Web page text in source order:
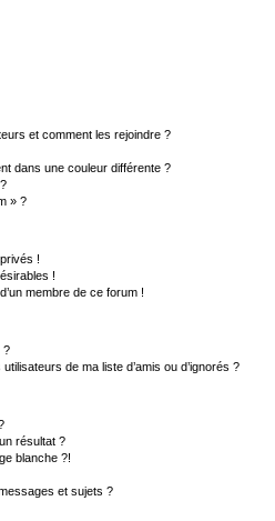
et comment les rejoindre ?
dans une couleur différente ?
» ?
!
!
membre de ce forum !
?
de ma liste d’amis ou d’ignorés ?
résultat ?
blanche ?!
et sujets ?